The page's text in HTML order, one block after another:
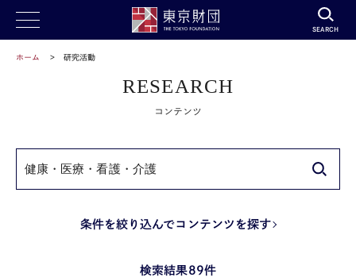
SEARCH
ホーム 研究活動
RESEARCH
コンテンツ
条件を絞り込んでコンテンツを探す
検索結果89件